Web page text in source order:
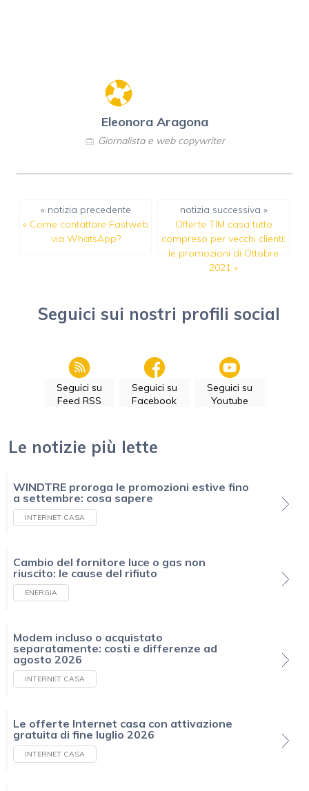
Eleonora Aragona
Giornalista e web copywriter
« notizia precedente
« Come contattare Fastweb
via WhatsApp?
notizia successiva »
Offerte TIM casa tutto
compreso per vecchi clienti:
le promozioni di Ottobre
2021 »
Seguici sui nostri profili social
Seguici su
Feed RSS
Seguici su
Facebook
Seguici su
Youtube
Le notizie più lette
WINDTRE proroga le promozioni estive fino
a settembre: cosa sapere
INTERNET CASA
Cambio del fornitore luce o gas non
riuscito: le cause del rifiuto
ENERGIA
Modem incluso o acquistato
separatamente: costi e differenze ad
agosto 2026
INTERNET CASA
Le offerte Internet casa con attivazione
gratuita di fine luglio 2026
INTERNET CASA